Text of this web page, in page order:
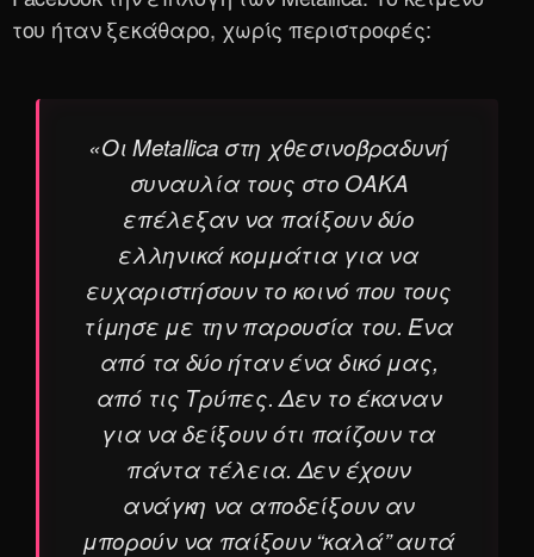
του ήταν ξεκάθαρο, χωρίς περιστροφές:
«Οι Metallica στη χθεσινοβραδυνή
συναυλία τους στο ΟΑΚΑ
επέλεξαν να παίξουν δύο
ελληνικά κομμάτια για να
ευχαριστήσουν το κοινό που τους
τίμησε με την παρουσία του. Ένα
από τα δύο ήταν ένα δικό μας,
από τις Τρύπες. Δεν το έκαναν
για να δείξουν ότι παίζουν τα
πάντα τέλεια. Δεν έχουν
ανάγκη να αποδείξουν αν
μπορούν να παίξουν “καλά” αυτά